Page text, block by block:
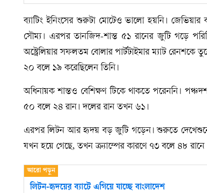
ব্যাটিং ইনিংসের শুরুটা মোটেও ভালো হয়নি। জেভিয়ার
সৌম্য। এরপর তানজিদ-শান্ত ৫১ রানের জুটি গড়ে
অস্ট্রেলিয়ার সফলতম বোলার পার্টটাইমার ম্যাট রেনশকে
২০ বলে ১৯ করেছিলেন তিনি।
অধিনায়ক শান্তও বেশিক্ষণ টিকে থাকতে পরেননি।
৫০ বলে ২৪ রান। দলের রান তখন ৬১।
এরপর লিটন আর হৃদয় বড় জুটি গড়েন। শুরুতে দেখেশুনে
যখন হয়ে গেছে, তখন ক্র্যাম্পের কারণে ৭৩ বলে ৪৮ রানে
লিটন-হৃদয়ের ব্যাটে এগিয়ে যাচ্ছে বাংলাদেশ